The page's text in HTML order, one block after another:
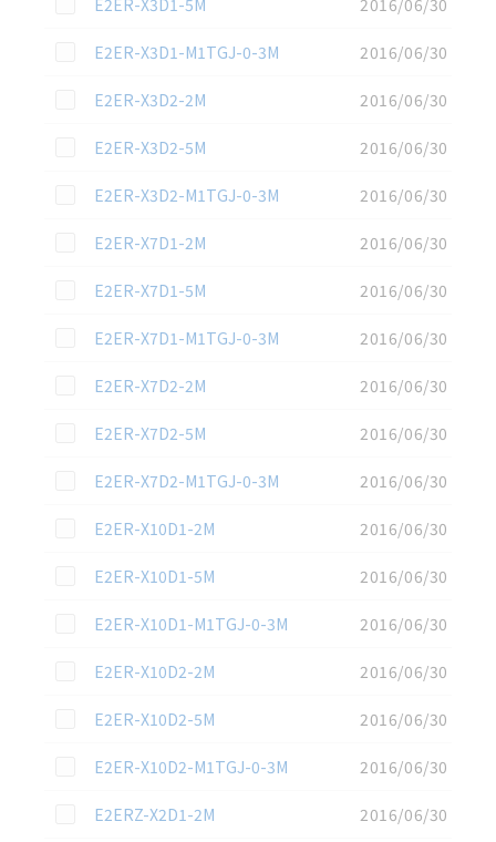
この資料を選択
E2ER-X3D1-M1TGJ-0-3M
2016/06/30
この資料を選択
E2ER-X3D2-2M
2016/06/30
この資料を選択
E2ER-X3D2-5M
2016/06/30
この資料を選択
E2ER-X3D2-M1TGJ-0-3M
2016/06/30
この資料を選択
E2ER-X7D1-2M
2016/06/30
この資料を選択
E2ER-X7D1-5M
2016/06/30
この資料を選択
E2ER-X7D1-M1TGJ-0-3M
2016/06/30
この資料を選択
E2ER-X7D2-2M
2016/06/30
この資料を選択
E2ER-X7D2-5M
2016/06/30
この資料を選択
E2ER-X7D2-M1TGJ-0-3M
2016/06/30
この資料を選択
E2ER-X10D1-2M
2016/06/30
この資料を選択
E2ER-X10D1-5M
2016/06/30
この資料を選択
E2ER-X10D1-M1TGJ-0-3M
2016/06/30
この資料を選択
E2ER-X10D2-2M
2016/06/30
この資料を選択
E2ER-X10D2-5M
2016/06/30
この資料を選択
E2ER-X10D2-M1TGJ-0-3M
2016/06/30
この資料を選択
E2ERZ-X2D1-2M
2016/06/30